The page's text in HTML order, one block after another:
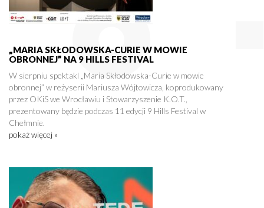
„MARIA SKŁODOWSKA-CURIE W MOWIE
OBRONNEJ” NA 9 HILLS FESTIVAL
W sierpniu spektakl „Maria Skłodowska-Curie w mowie
obronnej” w reżyserii Mariusza Wójtowicza, koprodukowany
przez OKiS we Wrocławiu i Stowarzyszenie K.O.T.,
prezentowany będzie podczas 11 edycji 9 Hills Festival w
Chełmnie.
pokaż więcej »